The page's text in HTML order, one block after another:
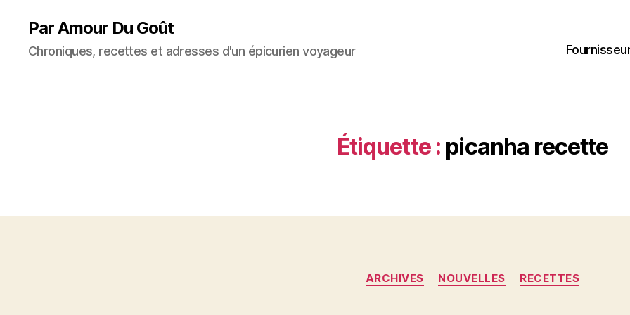
Par Amour Du Goût
Chroniques, recettes et adresses d'un épicurien voyageur
Étiquette : picanha recette
Catégories
ARCHIVES NOUVELLES RECETTES